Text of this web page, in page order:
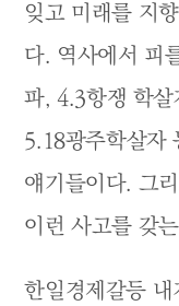
잊고 미래를 지
다. 역사에서 피
파, 4.3항쟁 학
5.18광주학살자
얘기들이다. 그
이런 사고를 갖
한일경제갈등